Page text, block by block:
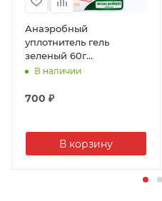
алюминиевых секций,
ниппелях.
Радиатор предназначен
системах водяного
различного назначения.
Анаэробный
уплотнитель гель
зеленый 60г
САНТЕХМАСТЕР (50)
В наличии
700 ₽
В корзину